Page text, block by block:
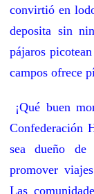
convirtió en
deposita sin
pájaros
campos ofrece
¡Qué buen
Confederación
sea dueño de
promover
Las